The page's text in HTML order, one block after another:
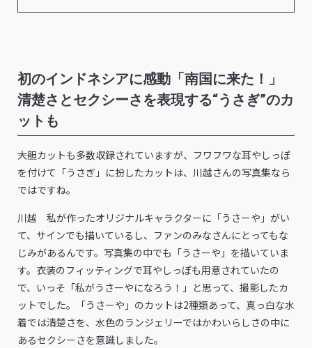
初のインドネシアに感動「南国に来た！」
清楚さとセクシーさを表現する“うさぎ”のカ
ットも
――大胆カットも多数収録されていますが、フワフワな耳やしっぽ
を付けて「うさぎ」に扮したカットは、川越さんの写真集なら
ではですね。
川越 私が作ったオリジナルキャラクターに「うさーや」がい
て、サインでも描いているし、ファンのみなさんにとってもな
じみがあるんです。写真集の中でも「うさーや」を描いていま
す。衣装のフィッティングで耳やしっぽも用意されていたの
で、いっそ「私がうさーやになろう！」と思って、撮影したカ
ットでした。「うさーや」のカットは2種類あって、真っ白な水
着では清楚さを、水色のランジェリーではかわいらしさの中に
あるセクシーさを意識しました。